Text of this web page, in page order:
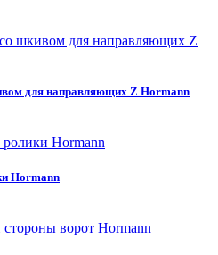
для направляющих Z Hormann
Hormann